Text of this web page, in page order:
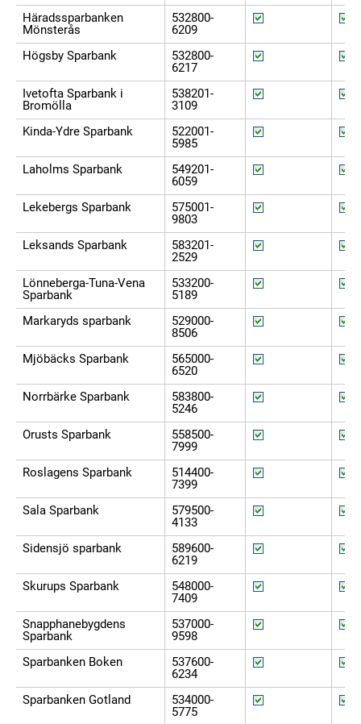
Häradssparbanken
Mönsterås
532800-
6209
Högsby Sparbank
532800-
6217
Ivetofta Sparbank i
Bromölla
538201-
3109
Kinda-Ydre Sparbank
522001-
5985
Laholms Sparbank
549201-
6059
Lekebergs Sparbank
575001-
9803
Leksands Sparbank
583201-
2529
Lönneberga-Tuna-Vena
Sparbank
533200-
5189
Markaryds sparbank
529000-
8506
Mjöbäcks Sparbank
565000-
6520
Norrbärke Sparbank
583800-
5246
Orusts Sparbank
558500-
7999
Roslagens Sparbank
514400-
7399
Sala Sparbank
579500-
4133
Sidensjö sparbank
589600-
6219
Skurups Sparbank
548000-
7409
Snapphanebygdens
Sparbank
537000-
9598
Sparbanken Boken
537600-
6234
Sparbanken Gotland
534000-
5775